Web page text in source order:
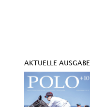
AKTUELLE AUSGABE